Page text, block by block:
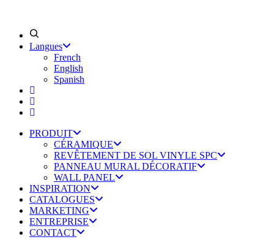
Langues
French
English
Spanish
PRODUIT
CÉRAMIQUE
REVÊTEMENT DE SOL VINYLE SPC
PANNEAU MURAL DÉCORATIF
WALL PANEL
INSPIRATION
CATALOGUES
MARKETING
ENTREPRISE
CONTACT